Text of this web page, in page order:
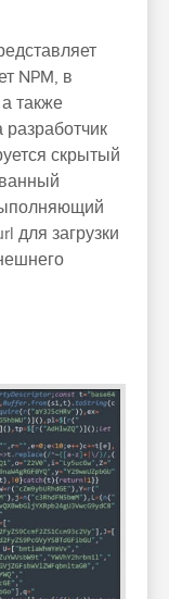
NPM, в
также
разработчик
скрытый
для загрузки